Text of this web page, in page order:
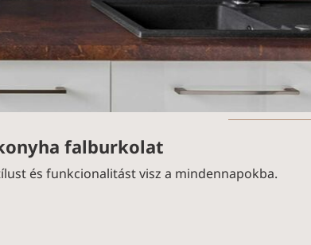
falburkolat
és funkcionalitást visz a mindennapokba.